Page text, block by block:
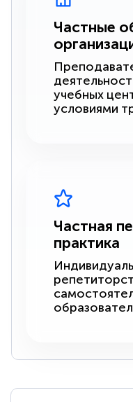
Частные
учебных
условиями
Частная
практика